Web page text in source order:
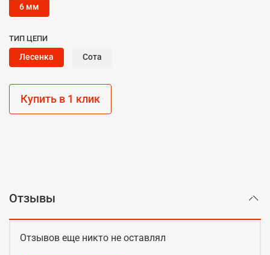
Купить в 1 клик
6 мм
ТИП ЦЕПИ
Лесенка Сота
Отзывы
Отзывов еще никто не оставлял